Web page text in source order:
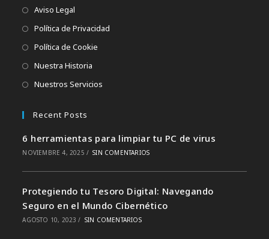
Aviso Legal
Política de Privacidad
Política de Cookie
Nuestra Historia
Nuestros Servicios
Recent Posts
6 herramientas para limpiar tu PC de virus
NOVIEMBRE 4, 2025 / SIN COMENTARIOS
Protegiendo tu Tesoro Digital: Navegando
Seguro en el Mundo Cibernético
AGOSTO 10, 2023 / SIN COMENTARIOS